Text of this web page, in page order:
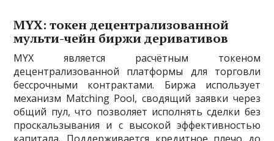
MYX: токен децентрализованной
мульти-чейн биржи деривативов
MYX является расчётным токеном
децентрализованной платформы для торговли
бессрочными контрактами. Биржа использует
механизм Matching Pool, сводящий заявки через
общий пул, что позволяет исполнять сделки без
проскальзывания и с высокой эффективностью